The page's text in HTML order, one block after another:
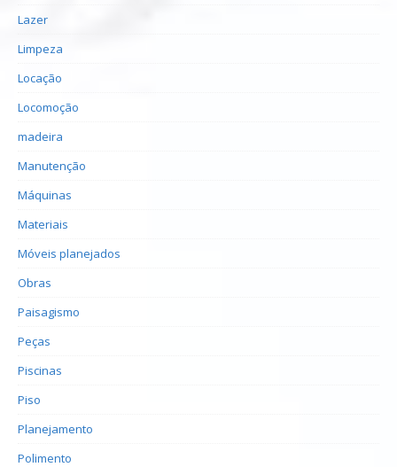
Lazer
Limpeza
Locação
Locomoção
madeira
Manutenção
Máquinas
Materiais
Móveis planejados
Obras
Paisagismo
Peças
Piscinas
Piso
Planejamento
Polimento